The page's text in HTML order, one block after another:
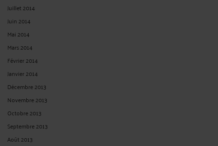
Juillet 2014
Juin 2014
Mai 2014
Mars 2014
Février 2014
Janvier 2014
Décembre 2013
Novembre 2013
Octobre 2013
Septembre 2013
Août 2013